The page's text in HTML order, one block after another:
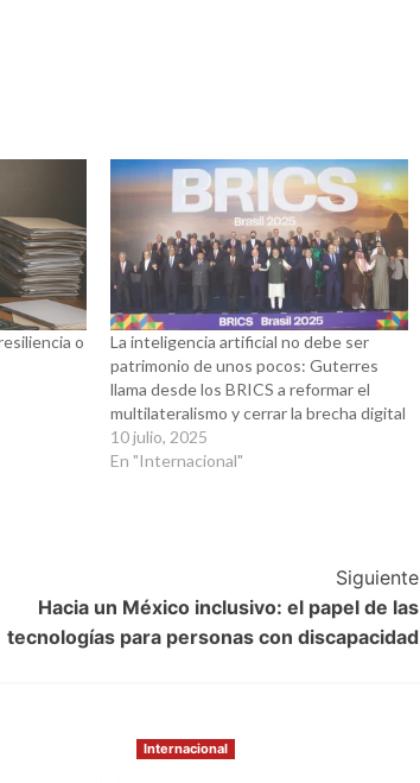
o
La inteligencia artificial no debe ser
patrimonio de unos pocos: Guterres
llama desde los BRICS a reformar el
multilateralismo y cerrar la brecha digital
10 julio, 2025
En "Internacional"
Siguiente
Hacia un México inclusivo: el papel de las
tecnologías para personas con discapacidad
Internacional